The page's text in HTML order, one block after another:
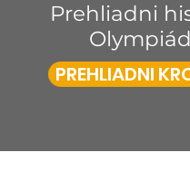
Prehliadni
PREHLIADNI